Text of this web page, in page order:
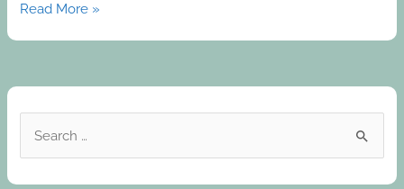
Read More »